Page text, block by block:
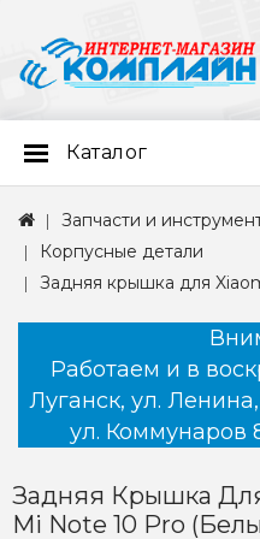
Каталог
Запчасти и
Корпусные детали
Задняя крышка для
Работаем и в
Луганск, ул.
ул. Коммунаров
Задняя Крышка
Mi Note 10 Pro